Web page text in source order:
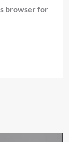
browser for